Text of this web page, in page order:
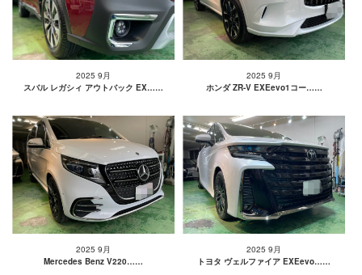
2025 9月
スバル レガシィ アウトバック EX……
2025 9月
ホンダ ZR-V EXEevo1コー……
2025 9月
Mercedes Benz V220……
2025 9月
トヨタ ヴェルファイア EXEevo……